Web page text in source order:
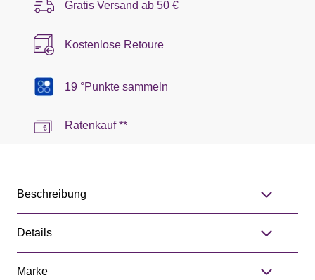
Gratis Versand ab 50 €
Kostenlose Retoure
19 °Punkte sammeln
Ratenkauf **
Beschreibung
Details
Marke